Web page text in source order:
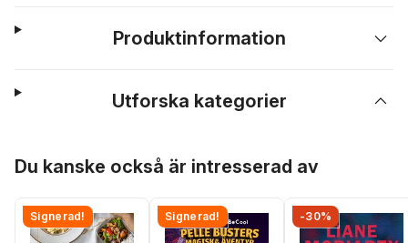
Produktinformation
Utforska kategorier
Du kanske också är intresserad av
Signerad! Signerad! -30%